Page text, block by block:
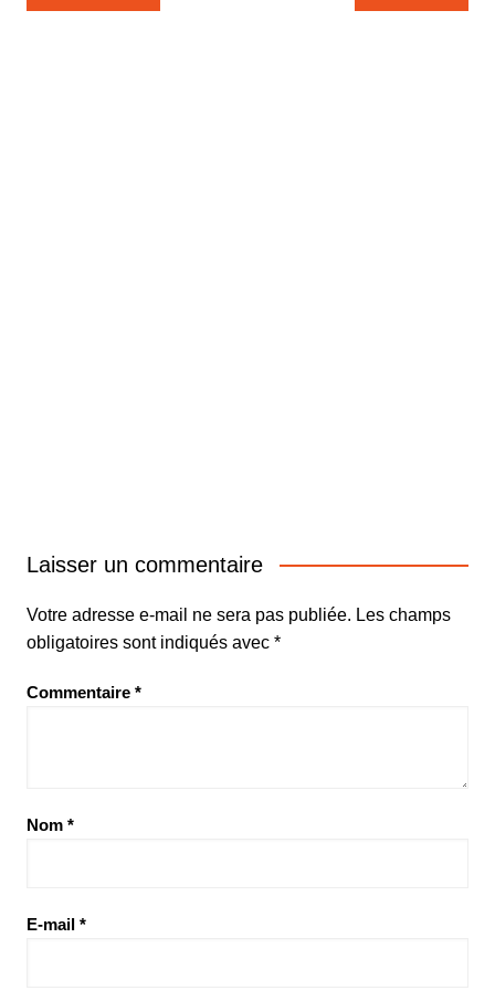
de
Laisser un commentaire
Votre adresse e-mail ne sera pas publiée. Les champs
obligatoires sont indiqués avec *
Commentaire *
Nom *
E-mail *